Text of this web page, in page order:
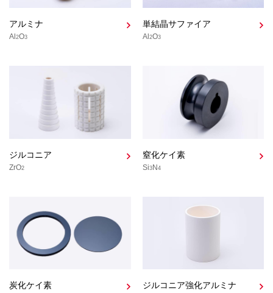
アルミナ
Al2O3
単結晶サファイア
Al2O3
ジルコニア
ZrO2
窒化ケイ素
Si3N4
炭化ケイ素 ジルコニア強化アルミナ